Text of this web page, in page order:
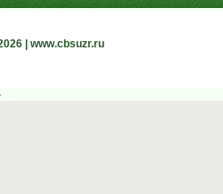
| www.cbsuzr.ru